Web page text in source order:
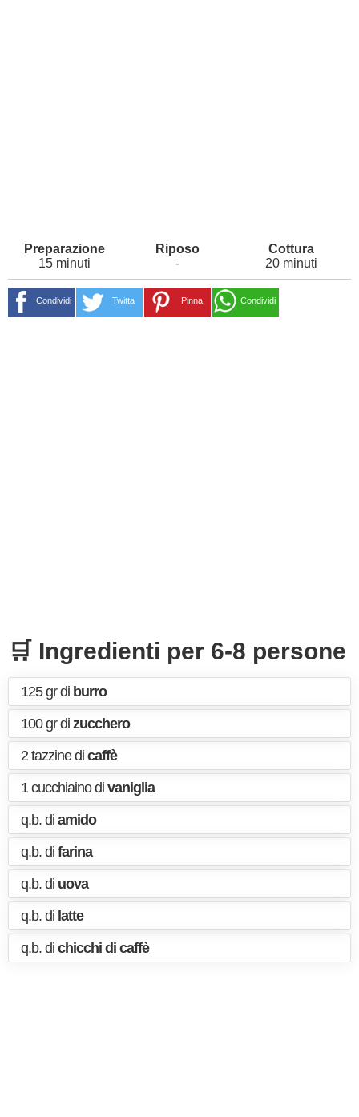
15 minuti - 20 minuti
Condividi Twitta Pinna Condividi
🛒 Ingredienti per 6-8 persone
125 gr di burro
100 gr di zucchero
2 tazzine di caffè
1 cucchiaino di vaniglia
q.b. di amido
q.b. di farina
q.b. di uova
q.b. di latte
q.b. di chicchi di caffè